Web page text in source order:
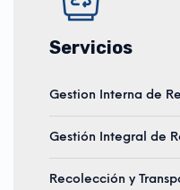
Servicios
Gestion Interna de
Gestión Integral de
Recolección y